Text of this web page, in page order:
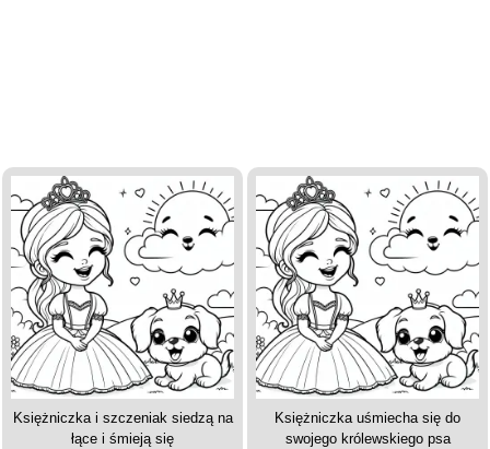
Księżniczka i szczeniak siedzą na
łące i śmieją się
Księżniczka uśmiecha się do
swojego królewskiego psa